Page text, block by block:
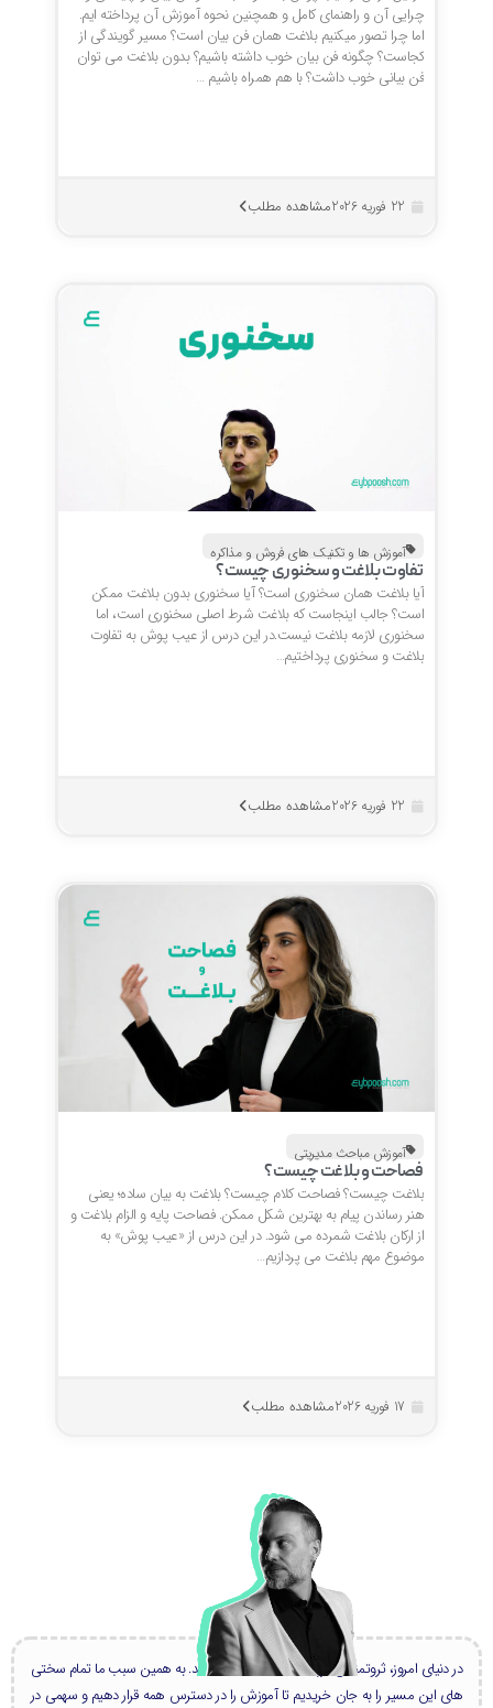
چرایی آن و راهنمای کامل و همچنین نحوه آموزش آن پرداخته ایم.
اما چرا تصور میکنیم بلاغت همان فن بیان است؟ مسیر گویندگی از
کجاست؟ چگونه فن بیان خوب داشته باشیم؟ بدون بلاغت می توان
فن بیانی خوب داشت؟ با هم همراه باشیم …
22 فوریه 2026 مشاهده مطلب
آموزش ها و تکنیک های فروش و مذاکره
تفاوت بلاغت و سخنوری چیست؟
آیا بلاغت همان سخنوری است؟ آیا سخنوری بدون بلاغت ممکن
است؟ جالب اینجاست که بلاغت شرط اصلی سخنوری است، اما
سخنوری لازمه بلاغت نیست.در این درس از عیب پوش به تفاوت
بلاغت و سخنوری پرداختیم…
22 فوریه 2026 مشاهده مطلب
آموزش مباحث مدیریتی
فصاحت و بلاغت چیست؟
بلاغت چیست؟ فصاحت کلام چیست؟ بلاغت به بیان ساده؛ یعنی
هنر رساندن پیام به بهترین شکل ممکن. فصاحت پایه و الزام بلاغت و
از ارکان بلاغت شمرده می شود. در این درس از «عیب پوش» به
موضوع مهم بلاغت می پردازیم…
مشاهده مطلب
در دنیای امروز، ثروتمندان بزرگ، همه دانشمند هستند. به همین سبب ما تمام سختی
های این مسیر را به جان خریدیم تا آموزش را در دسترس همه قرار دهیم و سهمی در